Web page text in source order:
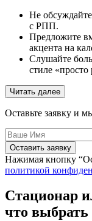
Не
с РПП.
Предложите
акцента на
Слушайте
стиле «просто
Читать далее
Оставьте заявку и
Оставить заявку
Нажимая кнопку
политикой
Стационар
что выбрать